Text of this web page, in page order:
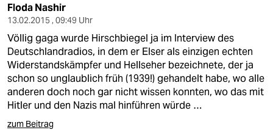
Floda Nashir
13.02.2015 , 09:49 Uhr
Völlig gaga wurde Hirschbiegel ja im Interview des
Deutschlandradios, in dem er Elser als einzigen echten
Widerstandskämpfer und Hellseher bezeichnete, der ja
schon so unglaublich früh (1939!) gehandelt habe, wo alle
anderen doch noch gar nicht wissen konnten, wo das mit
Hitler und den Nazis mal hinführen würde …
zum Beitrag